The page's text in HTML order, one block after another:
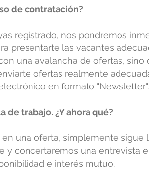
de contratación?
registrado, nos pondremos
presentarte las vacantes
una avalancha de ofertas, sino
ofertas realmente
en formato "Newsletter".
de trabajo. ¿Y ahora qué?
en una oferta, simplemente sigue
y concertaremos una entrevista
e interés mutuo.